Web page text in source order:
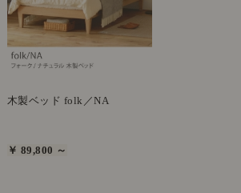
木製ベッド folk／NA
￥ 89,800 ～